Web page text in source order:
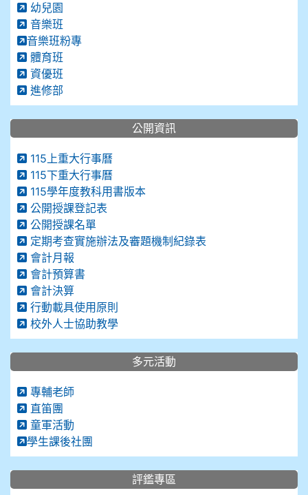
幼兒園
音樂班
音樂班粉專
體育班
資優班
進修部
公開資訊
115上重大行事曆
115下重大行事曆
115學年度教科用書版本
公開授課登記表
公開授課名單
定期考查實施辦法及審題機制紀錄表
會計月報
會計預算書
會計決算
行動載具使用原則
校外人士協助教學
多元活動
專輔老師
直笛團
童軍活動
學生課後社團
評鑑專區